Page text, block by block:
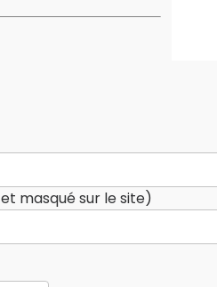
masqué sur le site)